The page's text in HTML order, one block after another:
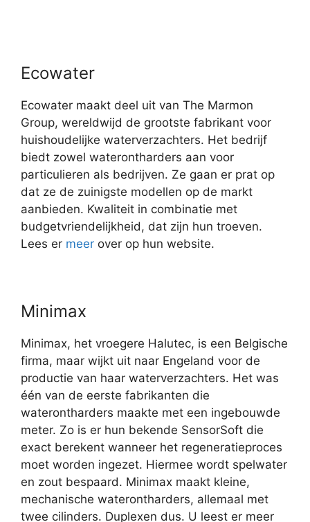
Ecowater
Ecowater maakt deel uit van The Marmon
Group, wereldwijd de grootste fabrikant voor
huishoudelijke waterverzachters. Het bedrijf
biedt zowel waterontharders aan voor
particulieren als bedrijven. Ze gaan er prat op
dat ze de zuinigste modellen op de markt
aanbieden. Kwaliteit in combinatie met
budgetvriendelijkheid, dat zijn hun troeven.
Lees er meer over op hun website.
Minimax
Minimax, het vroegere Halutec, is een Belgische
firma, maar wijkt uit naar Engeland voor de
productie van haar waterverzachters. Het was
één van de eerste fabrikanten die
waterontharders maakte met een ingebouwde
meter. Zo is er hun bekende SensorSoft die
exact berekent wanneer het regeneratieproces
moet worden ingezet. Hiermee wordt spelwater
en zout bespaard. Minimax maakt kleine,
mechanische waterontharders, allemaal met
twee cilinders. Duplexen dus. U leest er meer